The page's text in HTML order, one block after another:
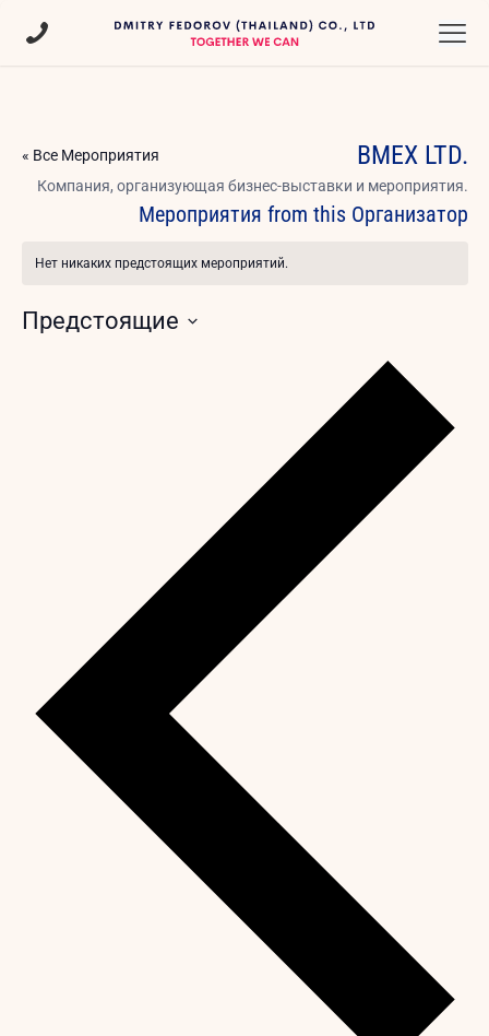
BMEX LTD.
« Все Мероприятия
Компания, организующая бизнес-выставки и мероприятия.
Мероприятия from this Организатор
Заметка
Нет никаких предстоящих мероприятий.
Предстоящие